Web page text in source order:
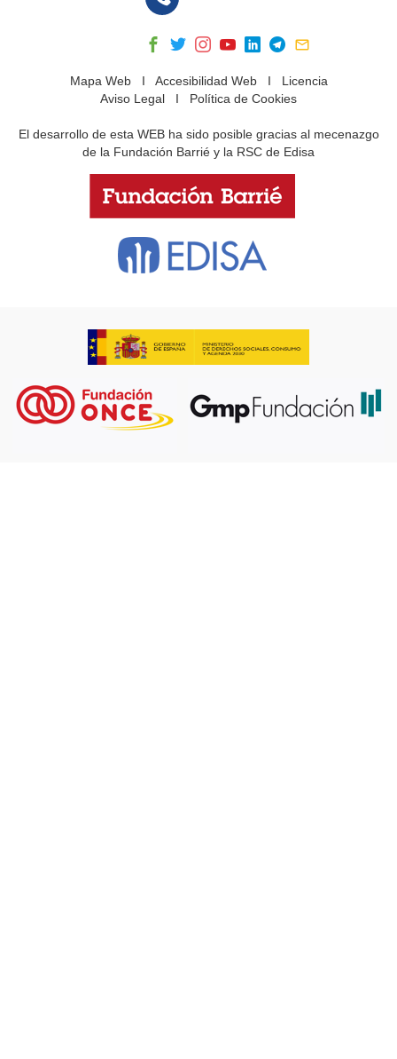
Mapa WebI Accesibilidad WebI Licencia
Aviso Legal I Política de Cookies
El desarrollo de esta WEB ha sido posible gracias al mecenazgo
de la Fundación Barrié y la RSC de Edisa